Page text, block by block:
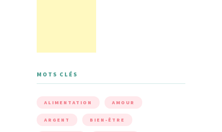
MOTS CLÉS
ALIMENTATION AMOUR
ARGENT BIEN-ÊTRE